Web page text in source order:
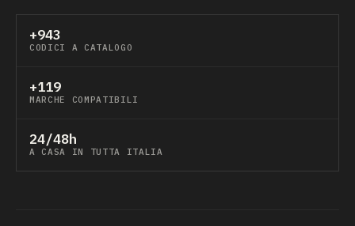
+943
CODICI A CATALOGO
+119
MARCHE COMPATIBILI
24/48h
A CASA IN TUTTA ITALIA